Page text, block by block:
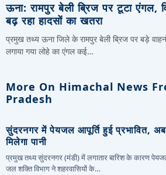
ऊना: रामपुर बेली ब्रिज पर टूटा एंगल,
बढ़ रहा हादसों का खतरा
प्रमुख तथ्य ऊना जिले के रामपुर बेली ब्रिज पर बड़े
लगाया गया लोहे का एंगल कई…
More On Himachal News
Pradesh
सुंदरनगर में पेयजल आपूर्ति हुई प्रभावित, अब
मिलेगा पानी
प्रमुख तथ्य सुंदरनगर (मंडी) में लगातार बारिश के कारण पेयजल
जल शक्ति विभाग ने शहरवासियों के…